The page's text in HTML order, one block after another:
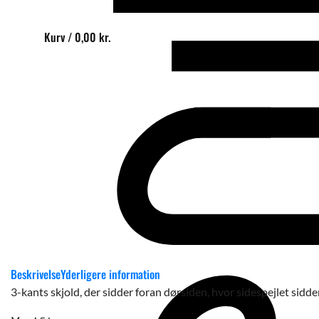
Kurv /0,00 kr.
BeskrivelseYderligere information
3-kants skjold, der sidder foran dørsiden, hvor sidespejlet